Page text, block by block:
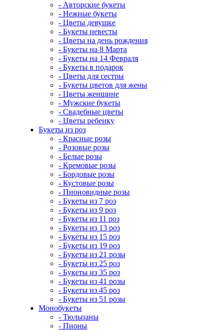
- Авторские букеты
- Нежные букеты
- Цветы девушке
- Букеты невесты
- Цветы на день рождения
- Букеты на 8 Марта
- Букеты на 14 Февраля
- Букеты в подарок
- Цветы для сестры
- Букеты цветов для жены
- Цветы женщине
- Мужские букеты
- Свадебные цветы
- Цветы ребенку
Букеты из роз
- Красные розы
- Розовые розы
- Белые розы
- Кремовые розы
- Бордовые розы
- Кустовые розы
- Пионовидные розы
- Букеты из 7 роз
- Букеты из 9 роз
- Букеты из 11 роз
- Букеты из 13 роз
- Букеты из 15 роз
- Букеты из 19 роз
- Букеты из 21 розы
- Букеты из 25 роз
- Букеты из 35 роз
- Букеты из 41 розы
- Букеты из 45 роз
- Букеты из 51 розы
Монобукеты
- Тюльпаны
- Пионы